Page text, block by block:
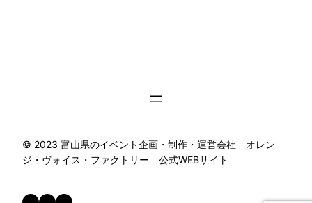
©︎ 2023 富山県のイベント企画・制作・運営会社 オレン
ジ・ヴォイス・ファクトリー 公式WEBサイト